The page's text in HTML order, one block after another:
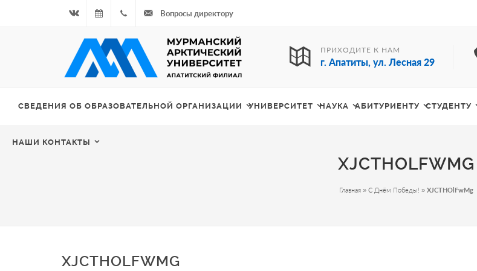
Вконтакте09.08.2026
- Чётная
+7
964
Вопросы директору
ПРИХОДИТЕ К НАМ
г. Апатиты, ул. Лесная 29
СВЕДЕНИЯ ОБ ОБРАЗОВАТЕЛЬНОЙ ОРГАНИЗАЦИИ УНИВЕРСИТЕТ НАУКА АБИТУРИЕНТУ СТУДЕНТУ
НАШИ КОНТАКТЫ
XJCTHOLFWMG
Главная » С Днём Победы! » XJCTHOlFwMg
XJCTHOLFWMG